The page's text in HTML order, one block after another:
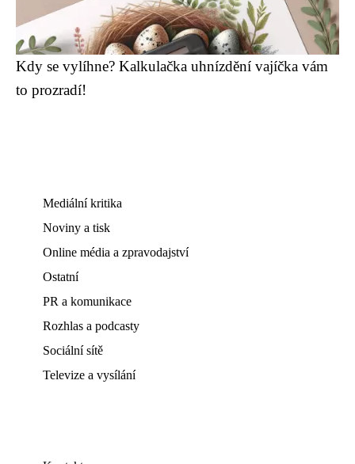
Kdy se vylíhne? Kalkulačka uhnízdění vajíčka vám
to prozradí!
Mediální kritika
Noviny a tisk
Online média a zpravodajství
Ostatní
PR a komunikace
Rozhlas a podcasty
Sociální sítě
Televize a vysílání